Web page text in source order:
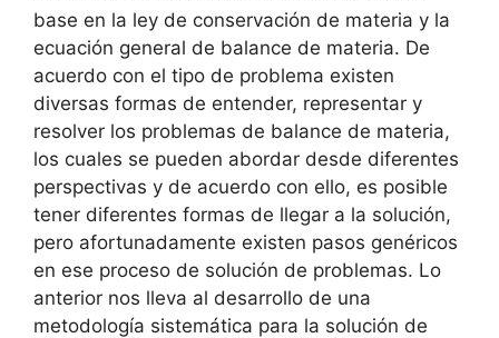
base en la ley de conservación de materia y la
ecuación general de balance de materia. De
acuerdo con el tipo de problema existen
diversas formas de entender, representar y
resolver los problemas de balance de materia,
los cuales se pueden abordar desde diferentes
perspectivas y de acuerdo con ello, es posible
tener diferentes formas de llegar a la solución,
pero afortunadamente existen pasos genéricos
en ese proceso de solución de problemas. Lo
anterior nos lleva al desarrollo de una
metodología sistemática para la solución de